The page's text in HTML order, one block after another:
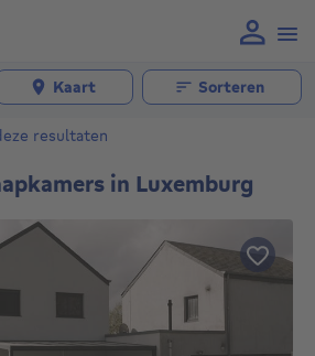
Kaart Sorteren
resultaten
in Luxemburg